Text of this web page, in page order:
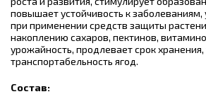
повышает устойчивость к заболеваниям,
при применении средств защиты
накоплению сахаров, пектинов,
урожайность, продлевает срок
транспортабельность ягод.
Состав: